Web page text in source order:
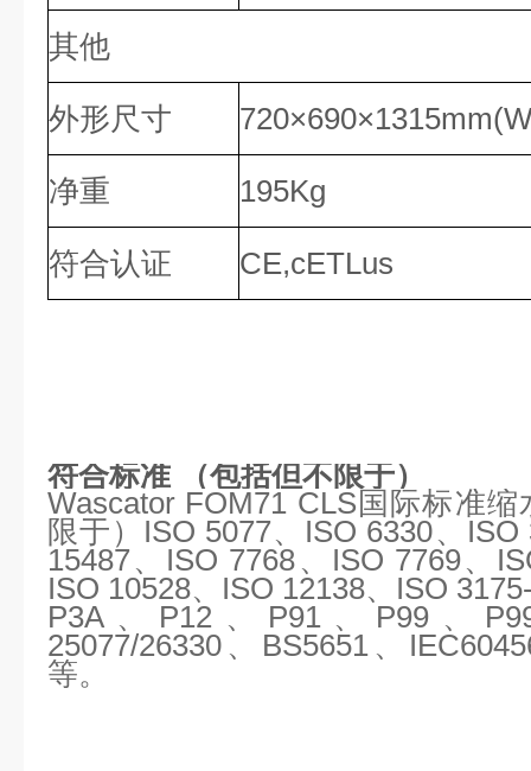
其他
外形尺寸
净重 195Kg
符合认证 CE,cETLus
符合标准 （包括但不限于）
Wascator FOM71 CLS国际标准
限于）ISO 5077、ISO 6330、
15487、ISO 7768、ISO 7769、
ISO 10528、ISO 12138、ISO
P3A、P12、P91、P99、
25077/26330、BS5651、
等。